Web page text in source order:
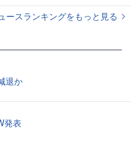
ースランキングをもっと見る
退か
発表